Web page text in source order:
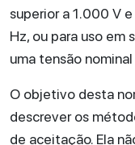
superior a 1.000 V
Hz, ou para uso
uma tensão
O objetivo desta
descrever os
de aceitação. Ela